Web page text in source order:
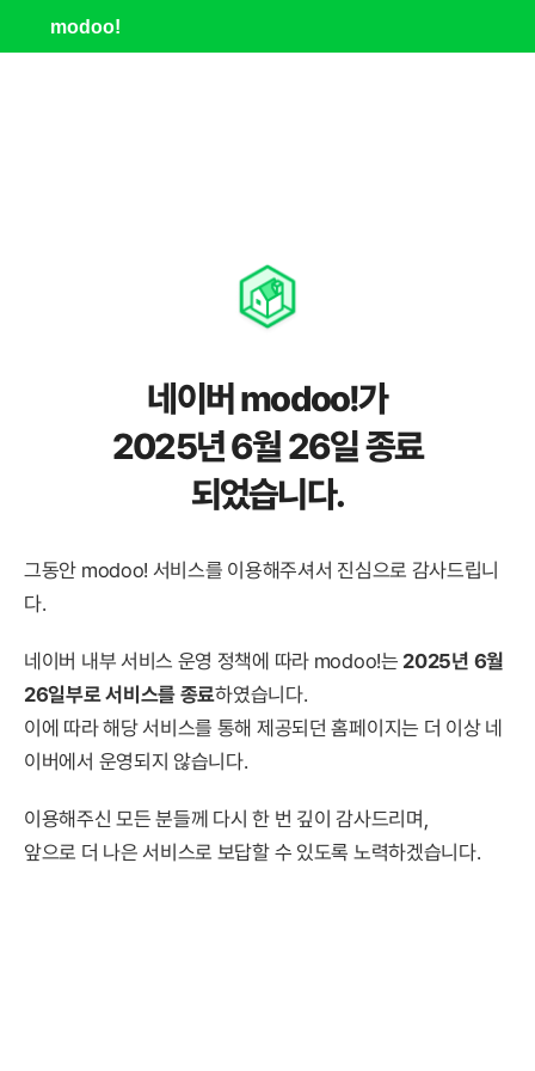
modoo!
네이버 modoo!가
2025년 6월 26일 종료
되었습니다.
그동안 modoo! 서비스를 이용해주셔서 진심으로 감사드립니
다.
네이버 내부 서비스 운영 정책에 따라 modoo!는 2025년 6월
26일부로 서비스를 종료하였습니다.
이에 따라 해당 서비스를 통해 제공되던 홈페이지는 더 이상 네
이버에서 운영되지 않습니다.
이용해주신 모든 분들께 다시 한 번 깊이 감사드리며,
앞으로 더 나은 서비스로 보답할 수 있도록 노력하겠습니다.